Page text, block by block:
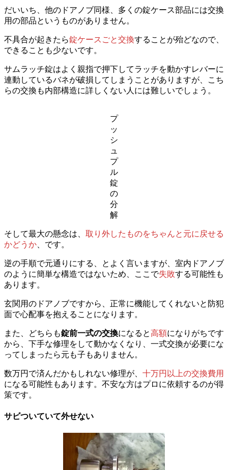
だいいち、他のドアノブ同様、多くの錠ケース部品には交換
用の部品というものがありません。
不具合が起きたら錠ケースごと交換することが殆どなので、
できることも少ないです。
サムラッチ錠はよく親指で押下してラッチを動かすレバーに
連動しているバネが破損してしまうことがありますが、こち
らの交換も内部構造に詳しくない人には難しいでしょう。
プ
ッ
シ
ュ
プ
ル
錠
の
分
解
そして最大の懸念は、 取り外したものをちゃんと元に戻せる
かどうか 、です。
逆の手順で元通りにする、とよく言いますが、室内ドアノブ
のように簡単な構造ではないため、ここで失敗する可能性も
あります。
玄関用のドアノブですから、正常に機能してくれないと防犯
面で心配事を抱えることになります。
また、どちらも錠前一式の交換になると高額になりがちです
から、下手な修理をして動かなくなり、一式交換が必要にな
ってしまったら元も子もありません。
数万円で済んだかもしれない修理が、 十万円以上の交換費用
になる可能性もあります。不安な方はプロに依頼するのが得
策です。
サビついていて外せない